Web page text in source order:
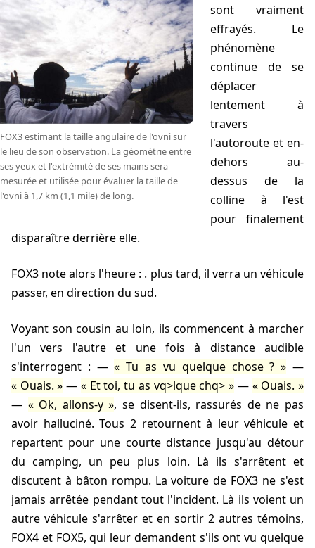
FOX3 estimant la taille angulaire de l'ovni sur
le lieu de son observation. La géométrie entre
ses yeux et l'extrémité de ses mains sera
mesurée et utilisée pour évaluer la taille de
l'ovni à 1,7 km (1,1 mile) de long.
sont vraiment
effrayés. Le
phénomène
continue de se
déplacer
lentement à
travers
l'autoroute et en-
dehors au-
dessus de la
colline à l'est
pour finalement
disparaître derrière elle.
FOX3 note alors l'heure : . plus tard, il verra un véhicule
passer, en direction du sud.
Voyant son cousin au loin, ils commencent à marcher
l'un vers l'autre et une fois à distance audible
s'interrogent : —
Tu as vu quelque chose ?
—
Ouais.
— Et toi, tu as vq>lque chq> —
Ouais.
—
Ok, allons-y
, se disent-ils, rassurés de ne pas
avoir halluciné. Tous 2 retournent à leur véhicule et
repartent pour une courte distance jusqu'au détour
du camping, un peu plus loin. Là ils s'arrêtent et
discutent à bâton rompu. La voiture de FOX3 ne s'est
jamais arrêtée pendant tout l'incident. Là ils voient un
autre véhicule s'arrêter et en sortir 2 autres témoins,
FOX4 et FOX5, qui leur demandent s'ils ont vu quelque